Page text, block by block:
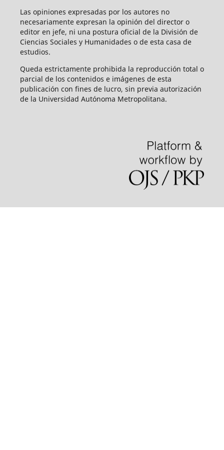
Las opiniones expresadas por los autores no
necesariamente expresan la opinión del director o
editor en jefe, ni una postura oficial de la División de
Ciencias Sociales y Humanidades o de esta casa de
estudios.
Queda estrictamente prohibida la reproducción total o
parcial de los contenidos e imágenes de esta
publicación con fines de lucro, sin previa autorización
de la Universidad Autónoma Metropolitana.